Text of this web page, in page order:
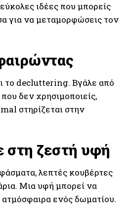
ιδέες που μπορείς
για να μεταμορφώσεις τον
το decluttering. Βγάλε από
δεν χρησιμοποιείς,
στηρίζεται στην
στη ζεστή υφή
λεπτές κουβέρτες
Μια υφή μπορεί να
ενός δωματίου.